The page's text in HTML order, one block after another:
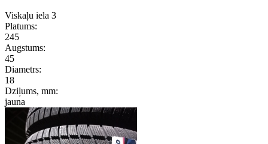
Viskaļu iela 3
Platums:
245
Augstums:
45
Diametrs:
18
Dziļums, mm:
jauna